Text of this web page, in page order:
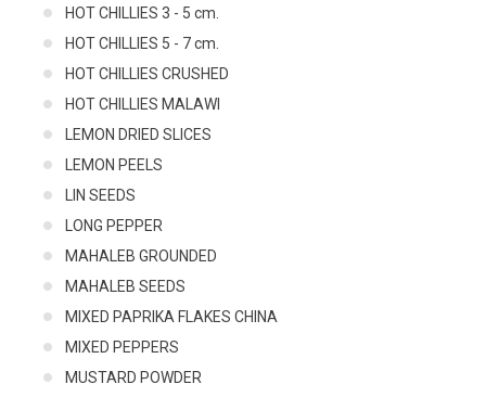
HOT CHILLIES 3 - 5 cm.
HOT CHILLIES 5 - 7 cm.
HOT CHILLIES CRUSHED
HOT CHILLIES MALAWI
LEMON DRIED SLICES
LEMON PEELS
LIN SEEDS
LONG PEPPER
MAHALEB GROUNDED
MAHALEB SEEDS
MIXED PAPRIKA FLAKES CHINA
MIXED PEPPERS
MUSTARD POWDER